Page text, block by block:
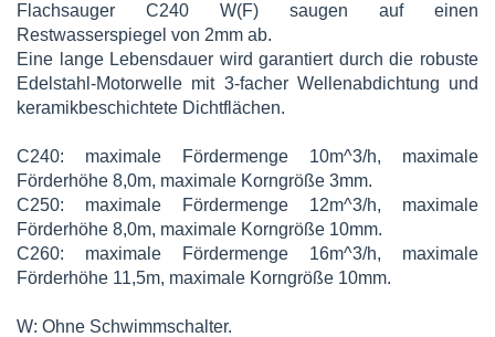
Flachsauger C240 W(F) saugen auf einen
Restwasserspiegel von 2mm ab.
Eine lange Lebensdauer wird garantiert durch die robuste
Edelstahl-Motorwelle mit 3-facher Wellenabdichtung und
keramikbeschichtete Dichtflächen.
C240: maximale Fördermenge 10m^3/h, maximale
Förderhöhe 8,0m, maximale Korngröße 3mm.
C250: maximale Fördermenge 12m^3/h, maximale
Förderhöhe 8,0m, maximale Korngröße 10mm.
C260: maximale Fördermenge 16m^3/h, maximale
Förderhöhe 11,5m, maximale Korngröße 10mm.
W: Ohne Schwimmschalter.